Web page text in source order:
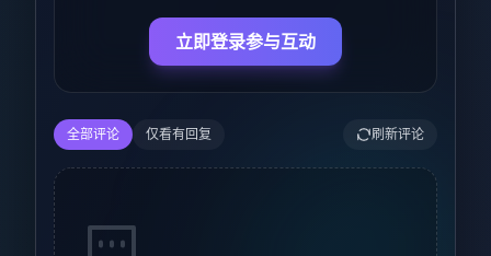
立即登录参与互动
全部评论 仅看有回复 刷新评论